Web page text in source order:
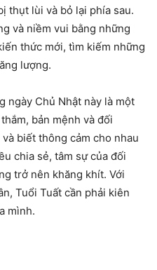
thụt lùi và bỏ lại phía sau.
và niềm vui bằng những
thức mới, tìm kiếm những
lượng.
ngày Chủ Nhật này là một
bản mệnh và đối
biết thông cảm cho nhau
chia sẻ, tâm sự của đối
trở nên khăng khít. Với
Tuổi Tuất cần phải kiên
mình.